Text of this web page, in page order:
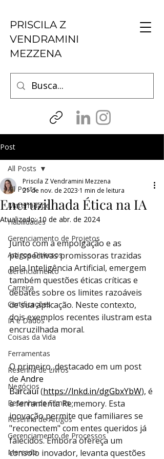
PRISCILA Z
VENDRAMINI
MEZZENA
Post
All Posts
Maternidade
Habilidades
Gerenciamento de Projetos
Artigos Diversos
Gerenciamento
Carreira
Certificações
IA e Dados
Coisas da Vida
Ferramentas
Resenha de Livros
Negócios
Resenha de Filmes
Resenha de Artigos
Gerenciamento de Processos
Mercado
All Posts
Encruzilhada Ética na IA
Priscila Z Vendramini Mezzena
21 de nov. de 2023 1 min de leitura
Atualizado:10 de abr. de 2024
Junto com a empolgação e as
perspectivas promissoras trazidas
pela Inteligência Artificial, emergem
também questões éticas críticas e
debates sobre os limites razoáveis
de sua aplicação. Neste contexto,
dois exemplos recentes ilustram esta
encruzilhada moral.
O primeiro, destacado em um post
de Andre
Barcaui (https://lnkd.in/dgGbxYbW), é
a ferramenta Re;memory. Esta
inovação permite que familiares se
"reconectem" com entes queridos já
falecidos. Embora ofereça um
consolo inovador, levanta questões